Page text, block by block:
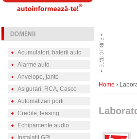
Acumulatori, baterii auto
Alarme auto
Anvelope, jante
Asigurari, RCA, Casco
Automatizari porti
Credite, leasing
Echipamente audio
Instalatii GPL
Home ›